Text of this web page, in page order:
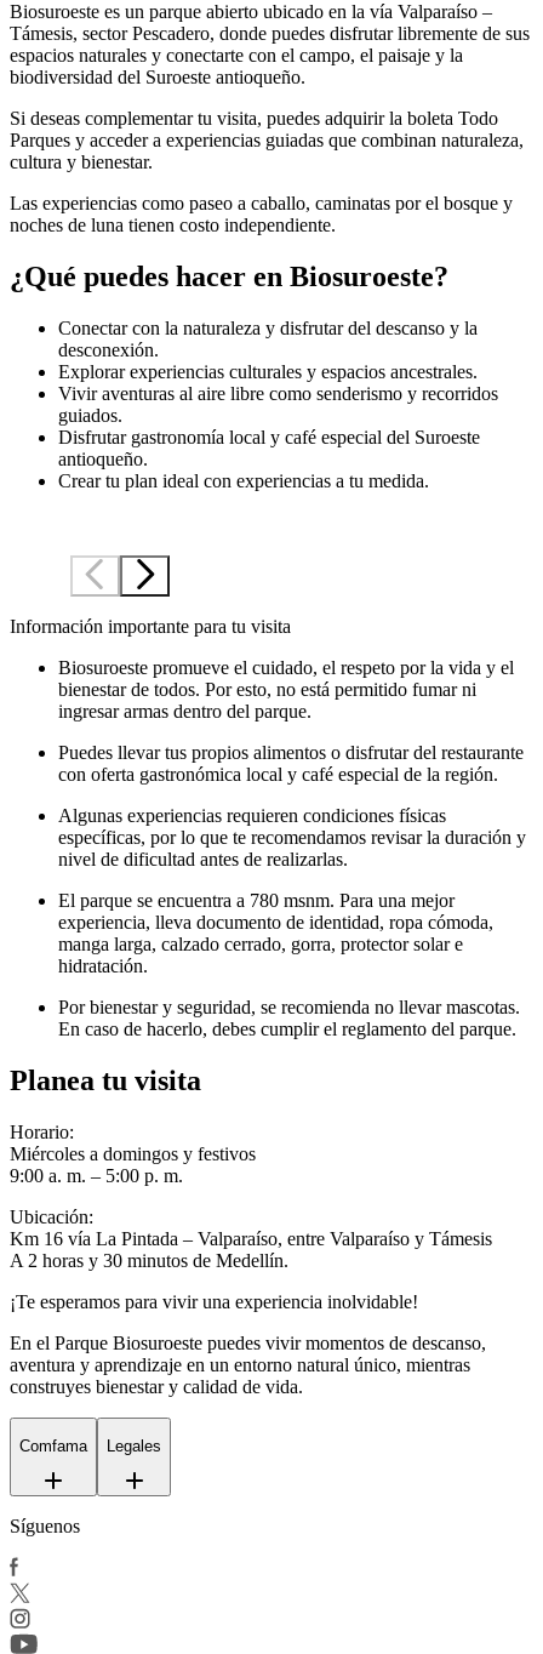
Biosuroeste es un parque abierto ubicado en la vía Valparaíso –
Támesis, sector Pescadero, donde puedes disfrutar libremente de sus
espacios naturales y conectarte con el campo, el paisaje y la
biodiversidad del Suroeste antioqueño.
Si deseas complementar tu visita, puedes adquirir la boleta Todo
Parques y acceder a experiencias guiadas que combinan naturaleza,
cultura y bienestar.
Las experiencias como paseo a caballo, caminatas por el bosque y
noches de luna tienen costo independiente.
¿Qué puedes hacer en Biosuroeste?
Conectar con la naturaleza y disfrutar del descanso y la
desconexión.
Explorar experiencias culturales y espacios ancestrales.
Vivir aventuras al aire libre como senderismo y recorridos
guiados.
Disfrutar gastronomía local y café especial del Suroeste
antioqueño.
Crear tu plan ideal con experiencias a tu medida.
Información importante para tu visita
Biosuroeste promueve el cuidado, el respeto por la vida y el
bienestar de todos. Por esto, no está permitido fumar ni
ingresar armas dentro del parque.
Puedes llevar tus propios alimentos o disfrutar del restaurante
con oferta gastronómica local y café especial de la región.
Algunas experiencias requieren condiciones físicas
específicas, por lo que te recomendamos revisar la duración y
nivel de dificultad antes de realizarlas.
El parque se encuentra a 780 msnm. Para una mejor
experiencia, lleva documento de identidad, ropa cómoda,
manga larga, calzado cerrado, gorra, protector solar e
hidratación.
Por bienestar y seguridad, se recomienda no llevar mascotas.
En caso de hacerlo, debes cumplir el reglamento del parque.
Planea tu visita
Horario:
Miércoles a domingos y festivos
9:00 a. m. – 5:00 p. m.
Ubicación:
Km 16 vía La Pintada – Valparaíso, entre Valparaíso y Támesis
A 2 horas y 30 minutos de Medellín.
¡Te esperamos para vivir una experiencia inolvidable!
En el Parque Biosuroeste puedes vivir momentos de descanso,
aventura y aprendizaje en un entorno natural único, mientras
construyes bienestar y calidad de vida.
Comfama Legales
Síguenos